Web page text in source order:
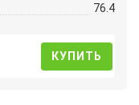
76.4
КУПИТЬ